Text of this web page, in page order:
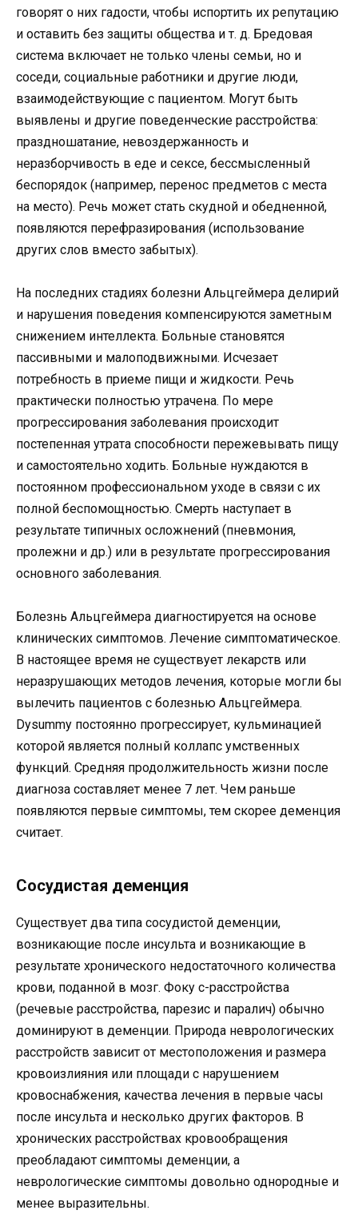
говорят о них гадости, чтобы испортить их репутацию
и оставить без защиты общества и т. д. Бредовая
система включает не только члены семьи, но и
соседи, социальные работники и другие люди,
взаимодействующие с пациентом. Могут быть
выявлены и другие поведенческие расстройства:
праздношатание, невоздержанность и
неразборчивость в еде и сексе, бессмысленный
беспорядок (например, перенос предметов с места
на место). Речь может стать скудной и обедненной,
появляются перефразирования (использование
других слов вместо забытых).
На последних стадиях болезни Альцгеймера делирий
и нарушения поведения компенсируются заметным
снижением интеллекта. Больные становятся
пассивными и малоподвижными. Исчезает
потребность в приеме пищи и жидкости. Речь
практически полностью утрачена. По мере
прогрессирования заболевания происходит
постепенная утрата способности пережевывать пищу
и самостоятельно ходить. Больные нуждаются в
постоянном профессиональном уходе в связи с их
полной беспомощностью. Смерть наступает в
результате типичных осложнений (пневмония,
пролежни и др.) или в результате прогрессирования
основного заболевания.
Болезнь Альцгеймера диагностируется на основе
клинических симптомов. Лечение симптоматическое.
В настоящее время не существует лекарств или
неразрушающих методов лечения, которые могли бы
вылечить пациентов с болезнью Альцгеймера.
Dysummy постоянно прогрессирует, кульминацией
которой является полный коллапс умственных
функций. Средняя продолжительность жизни после
диагноза составляет менее 7 лет. Чем раньше
появляются первые симптомы, тем скорее деменция
считает.
Сосудистая деменция
Существует два типа сосудистой деменции,
возникающие после инсульта и возникающие в
результате хронического недостаточного количества
крови, поданной в мозг. Фоку с-расстройства
(речевые расстройства, парезис и паралич) обычно
доминируют в деменции. Природа неврологических
расстройств зависит от местоположения и размера
кровоизлияния или площади с нарушением
кровоснабжения, качества лечения в первые часы
после инсульта и несколько других факторов. В
хронических расстройствах кровообращения
преобладают симптомы деменции, а
неврологические симптомы довольно однородные и
менее выразительны.